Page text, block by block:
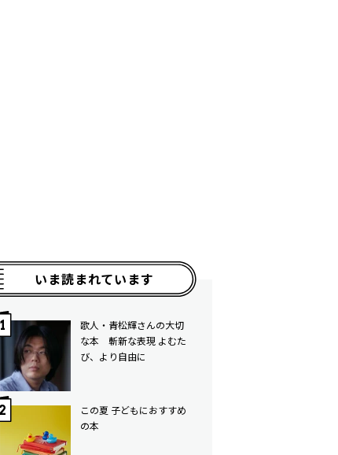
いま読まれています
歌人・青松輝さんの大切
な本 斬新な表現 よむた
び、より自由に
この夏 子どもにおすすめ
の本